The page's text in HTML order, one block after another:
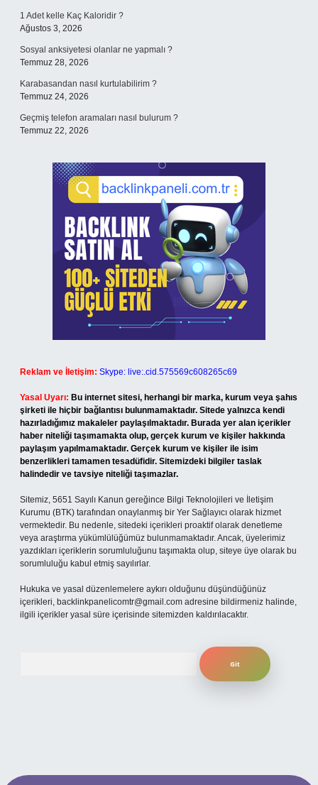
1 Adet kelle Kaç Kaloridir ?
Ağustos 3, 2026
Sosyal anksiyetesi olanlar ne yapmalı ?
Temmuz 28, 2026
Karabasandan nasıl kurtulabilirim ?
Temmuz 24, 2026
Geçmiş telefon aramaları nasıl bulurum ?
Temmuz 22, 2026
Reklam ve İletişim: Skype: live:.cid.575569c608265c69
Yasal Uyarı: Bu internet sitesi, herhangi bir marka, kurum veya şahıs
şirketi ile hiçbir bağlantısı bulunmamaktadır. Sitede yalnızca kendi
hazırladığımız makaleler paylaşılmaktadır. Burada yer alan içerikler
haber niteliği taşımamakta olup, gerçek kurum ve kişiler hakkında
paylaşım yapılmamaktadır. Gerçek kurum ve kişiler ile isim
benzerlikleri tamamen tesadüfidir. Sitemizdeki bilgiler taslak
halindedir ve tavsiye niteliği taşımazlar.
Sitemiz, 5651 Sayılı Kanun gereğince Bilgi Teknolojileri ve İletişim
Kurumu (BTK) tarafından onaylanmış bir Yer Sağlayıcı olarak hizmet
vermektedir. Bu nedenle, sitedeki içerikleri proaktif olarak denetleme
veya araştırma yükümlülüğümüz bulunmamaktadır. Ancak, üyelerimiz
yazdıkları içeriklerin sorumluluğunu taşımakta olup, siteye üye olarak bu
sorumluluğu kabul etmiş sayılırlar.
Hukuka ve yasal düzenlemelere aykırı olduğunu düşündüğünüz
içerikleri, backlinkpanelicomtr@gmail.com adresine bildirmeniz halinde,
ilgili içerikler yasal süre içerisinde sitemizden kaldırılacaktır.